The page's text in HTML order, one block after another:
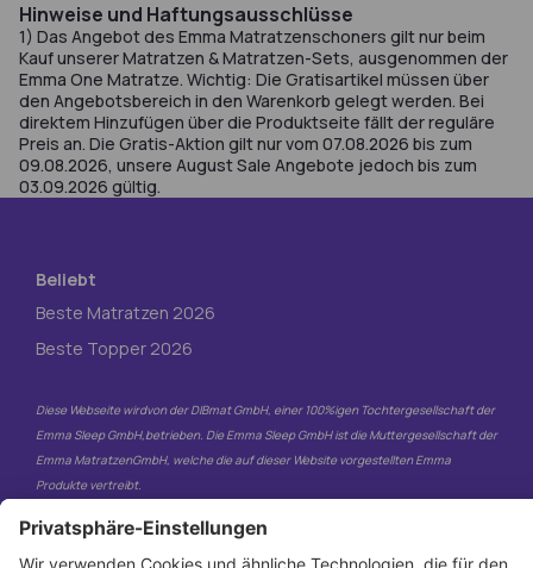
Hinweise und Haftungsausschlüsse
1) Das Angebot des Emma Matratzenschoners gilt nur beim
Kauf unserer Matratzen & Matratzen-Sets, ausgenommen der
Emma One Matratze. Wichtig: Die Gratisartikel müssen über
den Angebotsbereich in den Warenkorb gelegt werden. Bei
direktem Hinzufügen über die Produktseite fällt der reguläre
Preis an. Die Gratis-Aktion gilt nur vom 07.08.2026 bis zum
09.08.2026, unsere August Sale Angebote jedoch bis zum
03.09.2026 gültig.
Beliebt
Beste Matratzen 2026
Beste Topper 2026
Diese Webseite wirdvon der DIBmat GmbH, einer 100%igen Tochtergesellschaft der
Emma Sleep GmbH,betrieben. Die Emma Sleep GmbH ist die Muttergesellschaft der
Emma MatratzenGmbH, welche die auf dieser Website vorgestellten Emma
Produkte vertreibt.
© 2026. Alle Rechte vorbehalten.